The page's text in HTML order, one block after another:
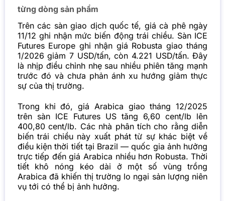
từng dòng sản phẩm
Trên các sàn giao dịch quốc tế, giá cà phê ngày
11/12 ghi nhận mức biến động trái chiều. Sàn ICE
Futures Europe ghi nhận giá Robusta giao tháng
1/2026 giảm 7 USD/tấn, còn 4.221 USD/tấn. Đây
là nhịp điều chỉnh nhẹ sau nhiều phiên tăng mạnh
trước đó và chưa phản ánh xu hướng giảm thực
sự của thị trường.
Trong khi đó, giá Arabica giao tháng 12/2025
trên sàn ICE Futures US tăng 6,60 cent/lb lên
400,80 cent/lb. Các nhà phân tích cho rằng diễn
biến trái chiều này xuất phát từ sự khác biệt về
điều kiện thời tiết tại Brazil — quốc gia ảnh hưởng
trực tiếp đến giá Arabica nhiều hơn Robusta. Thời
tiết khô nóng kéo dài ở một số vùng trồng
Arabica đã khiến thị trường lo ngại sản lượng niên
vụ tới có thể bị ảnh hưởng.